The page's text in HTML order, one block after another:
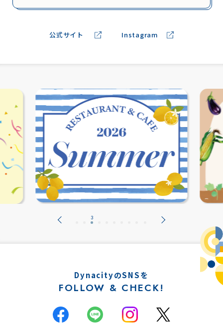
公式サイト Instagram
DynacityのSNSを
FOLLOW & CHECK!